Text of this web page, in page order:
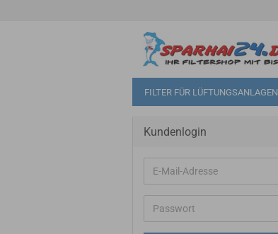
FILTER FÜR LÜFTUNGSANLAGEN
Kundenlogin
E-
Mail-
Adresse
Passwort